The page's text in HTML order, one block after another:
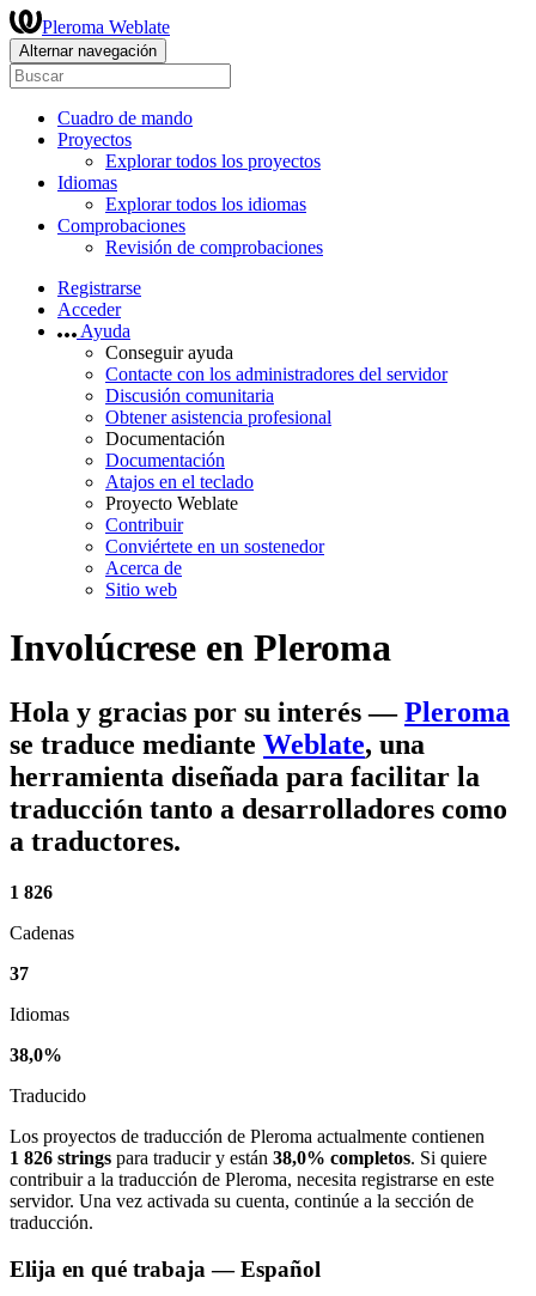
Pleroma Weblate
Alternar navegación
Cuadro de mando
Proyectos
Explorar todos los proyectos
Idiomas
Explorar todos los idiomas
Comprobaciones
Revisión de comprobaciones
Registrarse
Acceder
Ayuda
Conseguir ayuda
Contacte con los administradores del servidor
Discusión comunitaria
Obtener asistencia profesional
Documentación
Documentación
Atajos en el teclado
Proyecto Weblate
Contribuir
Conviértete en un sostenedor
Acerca de
Sitio web
Involúcrese en Pleroma
Hola y gracias por su interés—Pleroma
se traduce mediante Weblate, una
herramienta diseñada para facilitar la
traducción tanto a desarrolladores como
a traductores.
1 826
Cadenas
37
Idiomas
38,0%
Traducido
Los proyectos de traducción de Pleroma actualmente contienen
1 826 strings para traducir y están 38,0% completos. Si quiere
contribuir a la traducción de Pleroma, necesita registrarse en este
servidor. Una vez activada su cuenta, continúe a la sección de
traducción.
Elija en qué trabaja — Español